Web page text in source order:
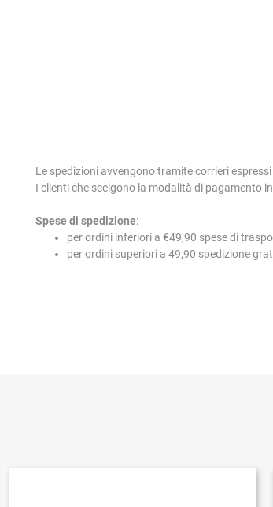
Le spedizioni avvengono tramite corrieri
I clienti che scelgono la modalità di pagamento
Spese di spedizione:
per ordini inferiori a €49,90 spese di
per ordini superiori a 49,90 spedizione